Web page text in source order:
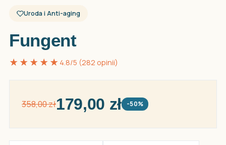
Uroda i Anti-aging
Fungent
★★★★★ 4.8/5 (282 opinii)
358,00 zł179,00 zł -50%